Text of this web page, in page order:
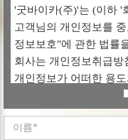
'굿바이카(주)'는 (이하 '
고객님의 개인정보를
정보보호"에 관한 법률
회사는 개인정보취급
개인정보가 어떠한 용
개인정보보호를 위해
알려드립니다.